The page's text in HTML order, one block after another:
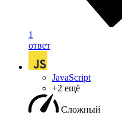
1
ответ
JavaScript
+2 ещё
Сложный